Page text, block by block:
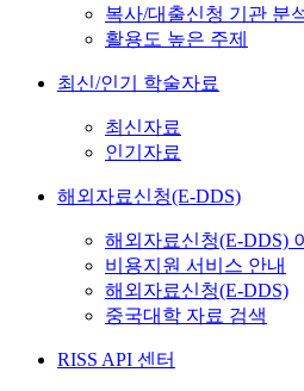
복사/대출신청 기관 분
활용도 높은 주제
최신/인기 학술자료
최신자료
인기자료
해외자료신청(E-DDS)
해외자료신청(E-DDS)
비용지원 서비스 안내
해외자료신청(E-DDS)
중국대학 자료 검색
RISS API 센터